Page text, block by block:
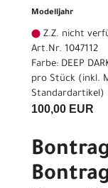
Modelljahr
Z.Z. nicht
Art.Nr. 1047112
Farbe: DEEP
pro Stück (inkl.
Standardartikel)
100,00 EUR